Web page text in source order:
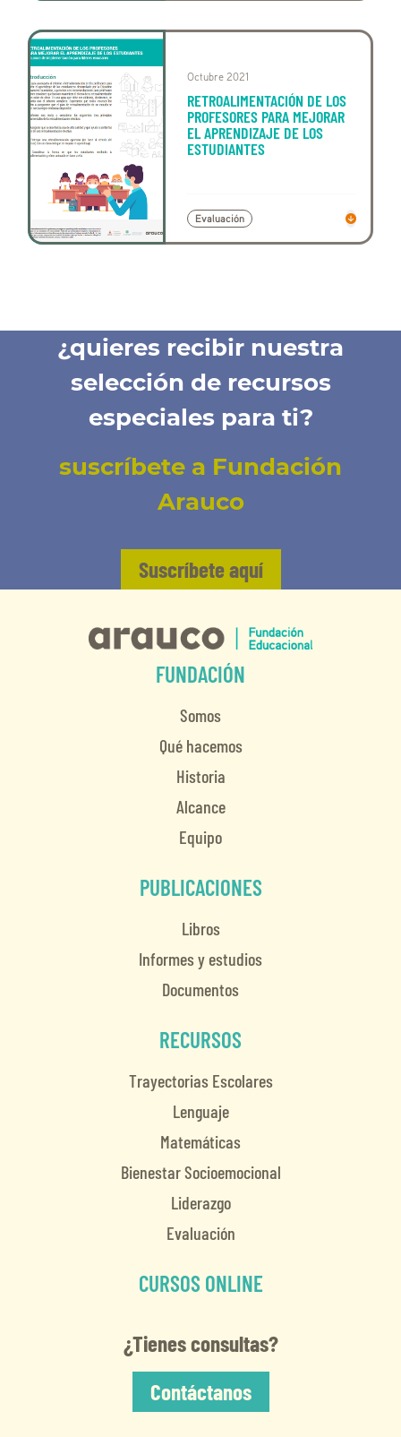
Octubre 2021
RETROALIMENTACIÓN DE LOS
PROFESORES PARA MEJORAR
EL APRENDIZAJE DE LOS
ESTUDIANTES
Evaluación
¿quieres recibir nuestra
selección de recursos
especiales para ti?
suscríbete a Fundación
Arauco
Suscríbete aquí
FUNDACIÓN
Somos
Qué hacemos
Historia
Alcance
Equipo
PUBLICACIONES
Libros
Informes y estudios
Documentos
RECURSOS
Trayectorias Escolares
Lenguaje
Matemáticas
Bienestar Socioemocional
Liderazgo
Evaluación
CURSOS ONLINE
¿Tienes consultas?
Contáctanos